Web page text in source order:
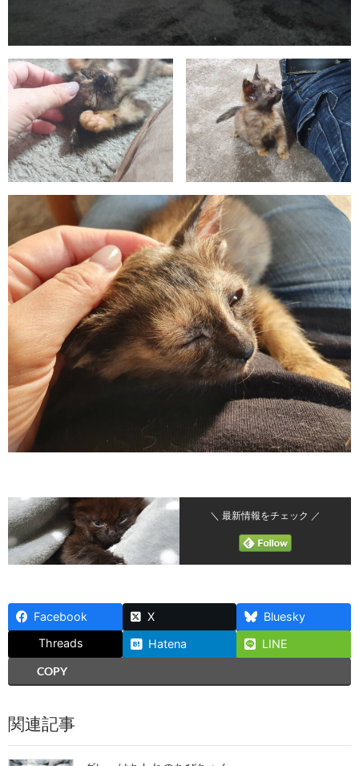
＼ 最新情報をチェック ／
Facebook X
Bluesky
Threads
Hatena
LINE
COPY
関連記事